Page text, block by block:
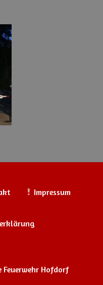
Impressum
Hofdorf